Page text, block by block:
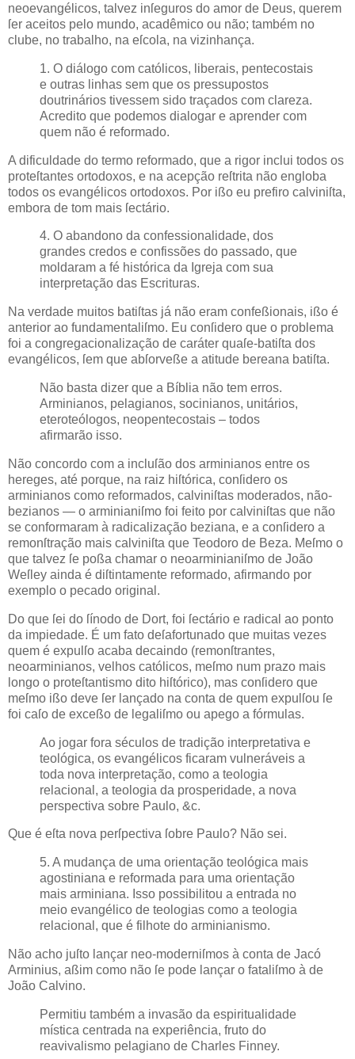
neoevangélicos, talvez inſeguros do amor de Deus, querem
ſer aceitos pelo mundo, acadêmico ou não; também no
clube, no trabalho, na eſcola, na vizinhança.
1. O diálogo com católicos, liberais, pentecostais
e outras linhas sem que os pressupostos
doutrinários tivessem sido traçados com clareza.
Acredito que podemos dialogar e aprender com
quem não é reformado.
A dificuldade do termo reformado, que a rigor inclui todos os
proteſtantes ortodoxos, e na acepção reſtrita não engloba
todos os evangélicos ortodoxos. Por ißo eu prefiro calviniſta,
embora de tom mais ſectário.
4. O abandono da confessionalidade, dos
grandes credos e confissões do passado, que
moldaram a fé histórica da Igreja com sua
interpretação das Escrituras.
Na verdade muitos batiſtas já não eram confeßionais, ißo é
anterior ao fundamentaliſmo. Eu conſidero que o problema
foi a congregacionalização de caráter quaſe-batiſta dos
evangélicos, ſem que abſorveße a atitude bereana batiſta.
Não basta dizer que a Bíblia não tem erros.
Arminianos, pelagianos, socinianos, unitários,
eteroteólogos, neopentecostais – todos
afirmarão isso.
Não concordo com a incluſão dos arminianos entre os
hereges, até porque, na raiz hiſtórica, conſidero os
arminianos como reformados, calviniſtas moderados, não-
bezianos — o arminianiſmo foi feito por calviniſtas que não
se conformaram à radicalização beziana, e a conſidero a
remonſtração mais calviniſta que Teodoro de Beza. Meſmo o
que talvez ſe poßa chamar o neoarminianiſmo de João
Weſley ainda é diſtintamente reformado, afirmando por
exemplo o pecado original.
Do que ſei do ſínodo de Dort, foi ſectário e radical ao ponto
da impiedade. É um fato deſafortunado que muitas vezes
quem é expulſo acaba decaindo (remonſtrantes,
neoarminianos, velhos católicos, meſmo num prazo mais
longo o proteſtantismo dito hiſtórico), mas conſidero que
meſmo ißo deve ſer lançado na conta de quem expulſou ſe
foi caſo de exceßo de legaliſmo ou apego a fórmulas.
Ao jogar fora séculos de tradição interpretativa e
teológica, os evangélicos ficaram vulneráveis a
toda nova interpretação, como a teologia
relacional, a teologia da prosperidade, a nova
perspectiva sobre Paulo, &c.
Que é eſta nova perſpectiva ſobre Paulo? Não sei.
5. A mudança de uma orientação teológica mais
agostiniana e reformada para uma orientação
mais arminiana. Isso possibilitou a entrada no
meio evangélico de teologias como a teologia
relacional, que é filhote do arminianismo.
Não acho juſto lançar neo-moderniſmos à conta de Jacó
Arminius, aßim como não ſe pode lançar o fataliſmo à de
João Calvino.
Permitiu também a invasão da espiritualidade
mística centrada na experiência, fruto do
reavivalismo pelagiano de Charles Finney.